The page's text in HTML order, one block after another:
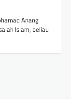
Anang
Islam, beliau